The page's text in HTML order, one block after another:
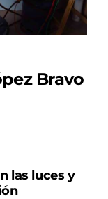
Bravo
las luces y